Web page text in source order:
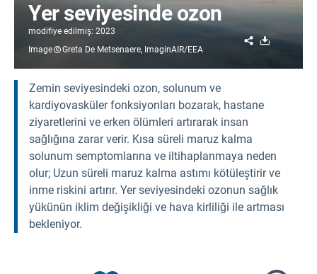
Yer seviyesinde ozon
modifiye edilmiş: 2023
Image
Greta De Metsenaere, ImaginAIR/EEA
ShareDownload
Zemin seviyesindeki ozon, solunum ve
kardiyovasküler fonksiyonları bozarak, hastane
ziyaretlerini ve erken ölümleri artırarak insan
sağlığına zarar verir. Kısa süreli maruz kalma
solunum semptomlarına ve iltihaplanmaya neden
olur; Uzun süreli maruz kalma astımı kötüleştirir ve
inme riskini artırır. Yer seviyesindeki ozonun sağlık
yükünün iklim değişikliği ve hava kirliliği ile artması
bekleniyor.